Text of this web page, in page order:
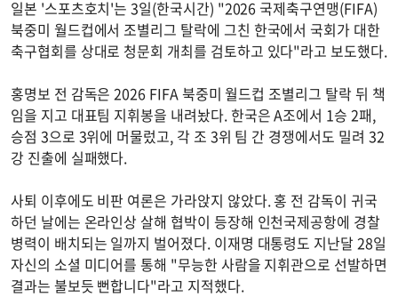
일본 '스포츠호치'는 3일(한국시간) "2026 국제축구연맹(FIFA)
북중미 월드컵에서 조별리그 탈락에 그친 한국에서 국회가 대한
축구협회를 상대로 청문회 개최를 검토하고 있다"라고 보도했다.
홍명보 전 감독은 2026 FIFA 북중미 월드컵 조별리그 탈락 뒤 책
임을 지고 대표팀 지휘봉을 내려놨다. 한국은 A조에서 1승 2패,
승점 3으로 3위에 머물렀고, 각 조 3위 팀 간 경쟁에서도 밀려 32
강 진출에 실패했다.
사퇴 이후에도 비판 여론은 가라앉지 않았다. 홍 전 감독이 귀국
하던 날에는 온라인상 살해 협박이 등장해 인천국제공항에 경찰
병력이 배치되는 일까지 벌어졌다. 이재명 대통령도 지난달 28일
자신의 소셜 미디어를 통해 "무능한 사람을 지휘관으로 선발하면
결과는 불보듯 뻔합니다"라고 지적했다.